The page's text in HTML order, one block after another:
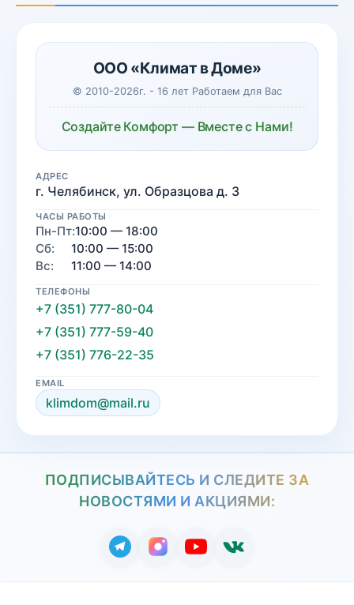
ООО «Климат в Доме»
© 2010-2026г. - 16 лет Работаем для Вас
Создайте Комфорт — Вместе с Нами!
АДРЕС
г. Челябинск, ул. Образцова д. 3
ЧАСЫ РАБОТЫ
Пн-Пт:10:00 — 18:00
Сб:
10:00 — 15:00
Вс:
11:00 — 14:00
ТЕЛЕФОНЫ
+7 (351) 777-80-04
+7 (351) 777-59-40
+7 (351) 776-22-35
EMAIL
klimdom@mail.ru
ПОДПИСЫВАЙТЕСЬ И СЛЕДИТЕ ЗА
НОВОСТЯМИ И АКЦИЯМИ: